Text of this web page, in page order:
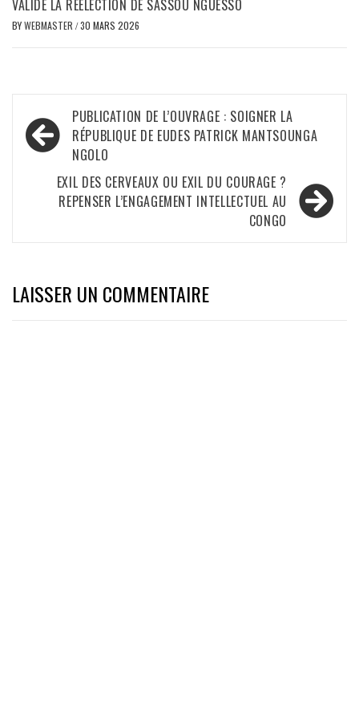
VALIDE LA RÉÉLECTION DE SASSOU NGUESSO
BYWEBMASTER /30 MARS 2026
Navigation
de
l’article
PUBLICATION DE L’OUVRAGE : SOIGNER LA
RÉPUBLIQUE DE EUDES PATRICK MANTSOUNGA
NGOLO
EXIL DES CERVEAUX OU EXIL DU COURAGE ?
REPENSER L’ENGAGEMENT INTELLECTUEL AU
CONGO
LAISSER UN COMMENTAIRE